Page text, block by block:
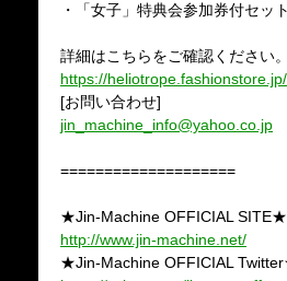
・「女子」特典会参加券付セッ
詳細はこちらをご確認ください。
https://
[お問い合わせ]
jin_machine_info@yahoo.co.jp
====================
★Jin-Machine OFFICIAL SITE★
http://www.jin-machine.net/
★Jin-Machine OFFICIAL